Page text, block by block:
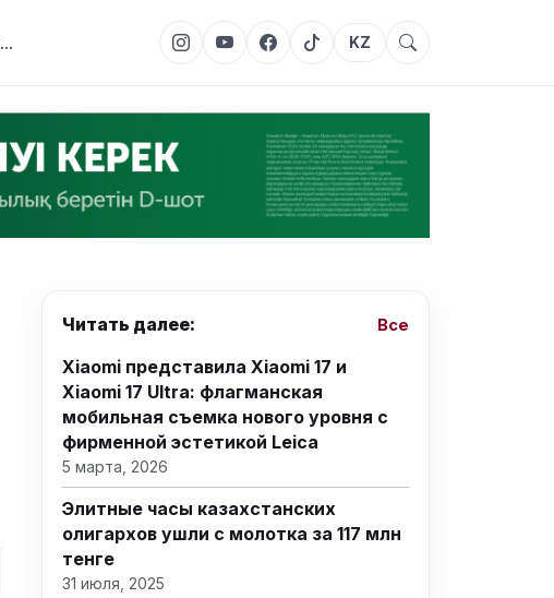
... KZ
Читать далее: Все
Xiaomi представила Xiaomi 17 и
Xiaomi 17 Ultra: флагманская
мобильная съемка нового уровня с
фирменной эстетикой Leica
5 марта, 2026
Элитные часы казахстанских
олигархов ушли с молотка за 117 млн
тенге
31 июля, 2025